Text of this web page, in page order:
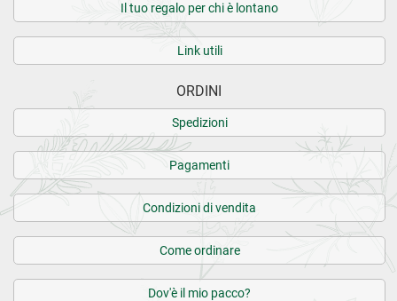
Il tuo regalo per chi è lontano
Link utili
ORDINI
Spedizioni
Pagamenti
Condizioni di vendita
Come ordinare
Dov'è il mio pacco?